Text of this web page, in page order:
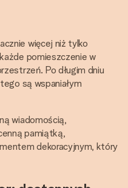
więcej niż tylko
pomieszczenie w
Po długim dniu
są wspaniałym
wiadomością,
pamiątką,
dekoracyjnym, który